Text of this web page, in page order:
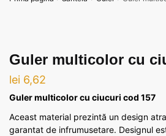
Guler multicolor cu
lei 6,62
Guler multicolor cu ciucuri cod 157
Aceast material prezintă un design
garantat de infrumusetare. Designul